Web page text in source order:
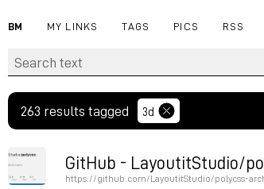
BM MY LINKS TAGS PICS RSS
263 results tagged 3d
GitHub - LayoutitStudio/
https://github.com/LayoutitStudio/polycss-